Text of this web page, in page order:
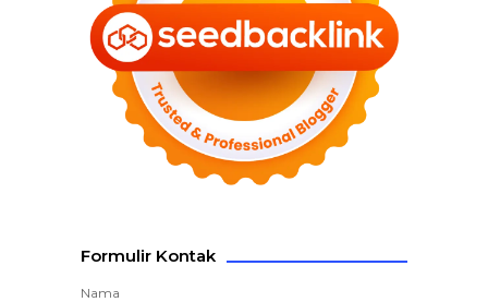
Formulir Kontak
Nama